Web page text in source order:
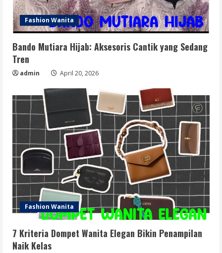
Fashion Wanita
Bando Mutiara Hijab: Aksesoris Cantik yang Sedang
Tren
admin April 20, 2026
Fashion Wanita
7 Kriteria Dompet Wanita Elegan Bikin Penampilan
Naik Kelas